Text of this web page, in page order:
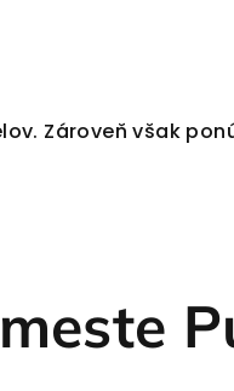
Zároveň však